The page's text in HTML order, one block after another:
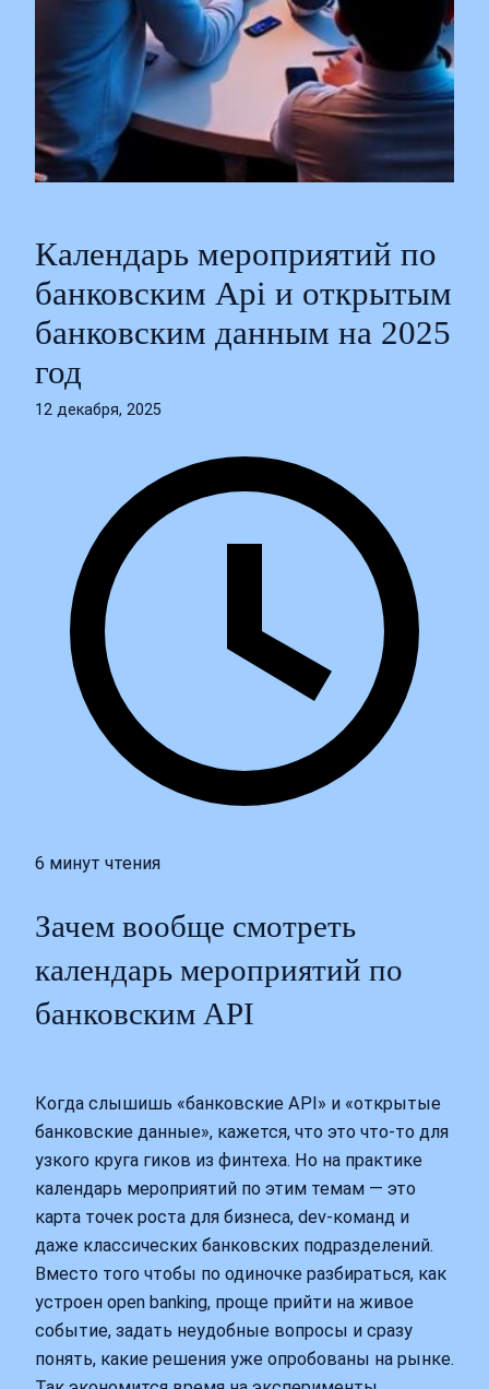
Календарь мероприятий по
банковским Api и открытым
банковским данным на 2025
год
12 декабря, 2025
6 минут чтения
Зачем вообще смотреть
календарь мероприятий по
банковским API
Когда слышишь «банковские API» и «открытые
банковские данные», кажется, что это что‑то для
узкого круга гиков из финтеха. Но на практике
календарь мероприятий по этим темам — это
карта точек роста для бизнеса, dev-команд и
даже классических банковских подразделений.
Вместо того чтобы по одиночке разбираться, как
устроен open banking, проще прийти на живое
событие, задать неудобные вопросы и сразу
понять, какие решения уже опробованы на рынке.